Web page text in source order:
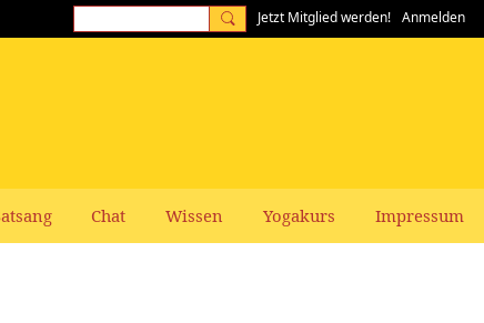
Jetzt Mitglied werden! Anmelden
Chat Wissen Yogakurs Impressum